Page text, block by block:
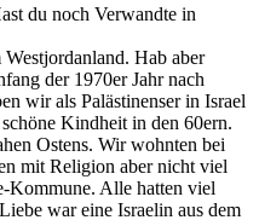
du noch Verwandte in
Hab aber
der 1970er Jahr nach
wir als Palästinenser in Israel
Kindheit in den 60ern.
Ostens. Wir wohnten bei
mit Religion aber nicht viel
Kommune. Alle hatten viel
war eine Israelin aus dem